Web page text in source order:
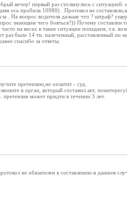
вечер! первый раз столкнулись с ситуацией:
ось пробила 10980) . Протокол не
. На вопрос водителя дальше что ? штраф?
знающим чего бояться?)) Почему составлен
на весах в такие ситуации попадаем, т.к.
раз было 14 тн. палеченный, расставленный по
спасибо за ответы.
претензию,не оплатит - суд.
в орган, который составил акт,
претензия может придти в течении 3 лет.
не обязателен к составлению в данном